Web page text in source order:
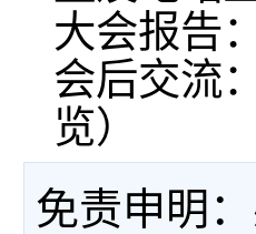
大会报告
会后交流
览）
免责申明